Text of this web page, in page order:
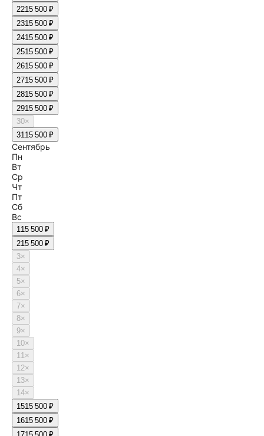
2215 500 ₽
2315 500 ₽
2415 500 ₽
2515 500 ₽
2615 500 ₽
2715 500 ₽
2815 500 ₽
2915 500 ₽
30×
3115 500 ₽
Сентябрь
Пн
Вт
Ср
Чт
Пт
Сб
Вс
115 500 ₽
215 500 ₽
3×
4×
5×
6×
7×
8×
9×
10×
11×
12×
13×
14×
1515 500 ₽
1615 500 ₽